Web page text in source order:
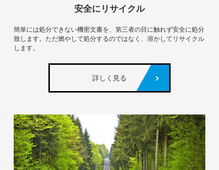
安全にリサイクル
簡単には処分できない機密文書を、第三者の目に触れず安全に処分
致します。ただ燃やして処分するのではなく、溶かしてリサイクル
します。
詳しく見る